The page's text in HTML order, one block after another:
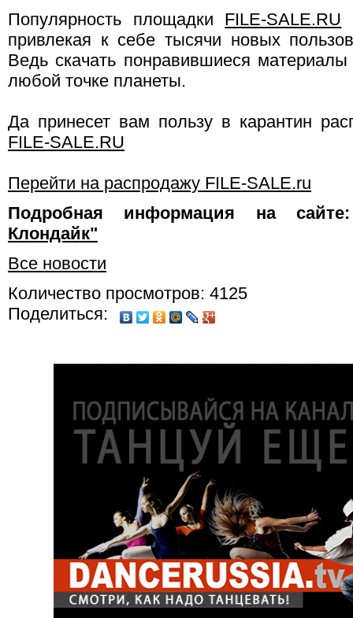
Популярность площадки FILE-SALE.RU
привлекая к себе тысячи новых
Ведь скачать понравившиеся
любой точке планеты.
Да принесет вам пользу в карантин
FILE-SALE.RU
Перейти на распродажу FILE-SALE.ru
Подробная информация на
Клондайк"
Все новости
Количество просмотров: 4125
Поделиться: